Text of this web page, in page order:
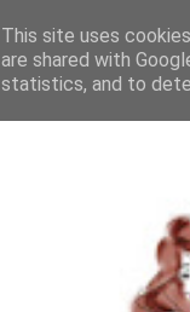
This site uses
are shared with
statistics, and to